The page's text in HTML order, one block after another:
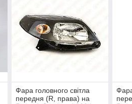
Фара головного світла
передня (R, права) на